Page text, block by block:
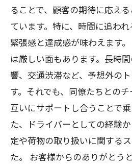
ることで、顧客の期待に応え
ています。特に、時間に追われ
緊張感と達成感が味わえます
は厳しい面もあります。長時
響、交通渋滞など、予想外の
す。それでも、同僚たちとのチ
互いにサポートし合うことで
た、ドライバーとしての経験
定や荷物の取り扱いに関する
た。 お客様からのありがとう